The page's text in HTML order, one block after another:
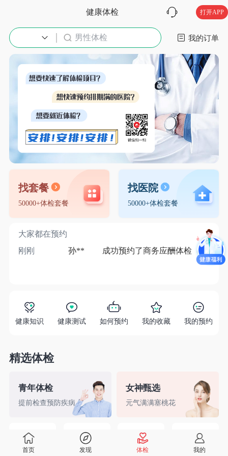
健康体检 打开APP
男性体检 入职体检 我的订单
找套餐
50000+体检套餐
找医院
50000+体检套餐
大家都在预约
刚刚
孙** 成功预约了商务应酬体检（男） 1分
健康知识 健康测试 如何预约 我的收藏 我的预约
精选体检
青年体检
提前检查预防疾病
女神甄选
元气满满塞桃花
精英白领 备孕检查 入职体检 婚前检查
首页 发现 体检 我的